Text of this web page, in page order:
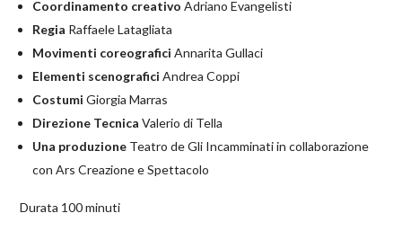
Coordinamento creativo Adriano Evangelisti
Regia Raffaele Latagliata
Movimenti coreografici Annarita Gullaci
Elementi scenografici Andrea Coppi
Costumi Giorgia Marras
Direzione Tecnica Valerio di Tella
Una produzione Teatro de Gli Incamminati in collaborazione
con Ars Creazione e Spettacolo
Durata 100 minuti